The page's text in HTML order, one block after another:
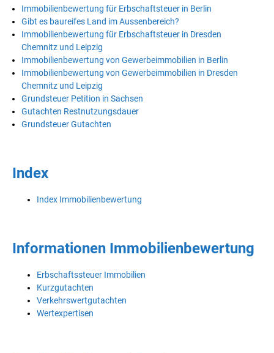
Immobilienbewertung für Erbschaftsteuer in Berlin
Gibt es baureifes Land im Aussenbereich?
Immobilienbewertung für Erbschaftsteuer in Dresden
Chemnitz und Leipzig
Immobilienbewertung von Gewerbeimmobilien in Berlin
Immobilienbewertung von Gewerbeimmobilien in Dresden
Chemnitz und Leipzig
Grundsteuer Petition in Sachsen
Gutachten Restnutzungsdauer
Grundsteuer Gutachten
Index
Index Immobilienbewertung
Informationen Immobilienbewertung
Erbschaftssteuer Immobilien
Kurzgutachten
Verkehrswertgutachten
Wertexpertisen